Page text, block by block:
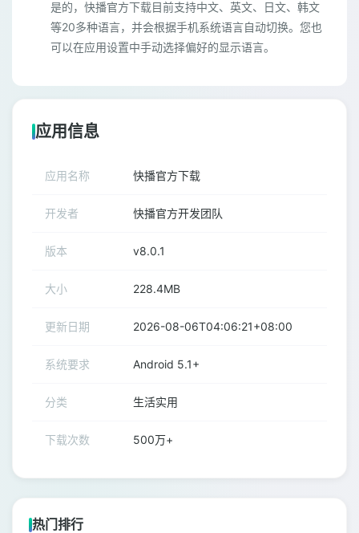
是的，快播官方下载目前支持中文、英文、日文、韩文
等20多种语言，并会根据手机系统语言自动切换。您也
可以在应用设置中手动选择偏好的显示语言。
应用信息
应用名称 快播官方下载
开发者 快播官方开发团队
版本 v8.0.1
大小 228.4MB
更新日期 2026-08-06T04:06:21+08:00
系统要求 Android 5.1+
分类 生活实用
下载次数 500万+
热门排行